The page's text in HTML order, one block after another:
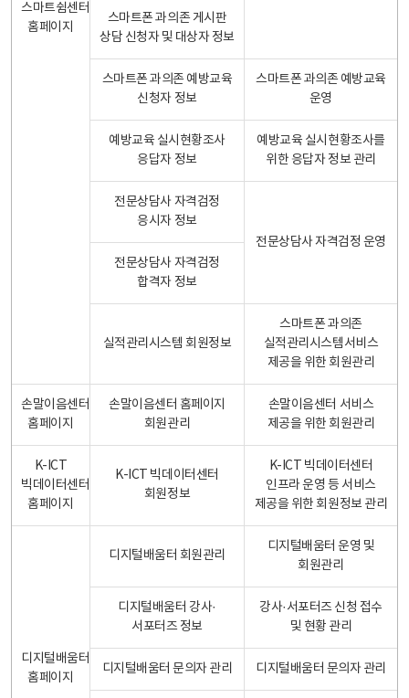
스마트쉼센터
홈페이지
스마트폰 과의존 게시판
상담 신청자 및 대상자 정보
스마트폰 과의존 예방교육
신청자 정보
스마트폰 과의존 예방교육
운영
예방교육 실시현황조사
응답자 정보
예방교육 실시현황조사를
위한 응답자 정보 관리
전문상담사 자격검정
응시자 정보
전문상담사 자격검정 운영
전문상담사 자격검정
합격자 정보
실적관리시스템 회원정보
스마트폰 과의존
실적관리시스템서비스
제공을 위한 회원관리
손말이음센터
홈페이지
손말이음센터 홈페이지
회원관리
손말이음센터 서비스
제공을 위한 회원관리
K-ICT
빅데이터센터
홈페이지
K-ICT 빅데이터센터
회원정보
K-ICT 빅데이터센터
인프라 운영 등 서비스
제공을 위한 회원정보 관리
디지털배움터
홈페이지
디지털배움터 회원관리
디지털배움터 운영 및
회원관리
디지털배움터 강사·
서포터즈 정보
강사·서포터즈 신청 접수
및 현황 관리
디지털배움터 문의자 관리 디지털배움터 문의자 관리